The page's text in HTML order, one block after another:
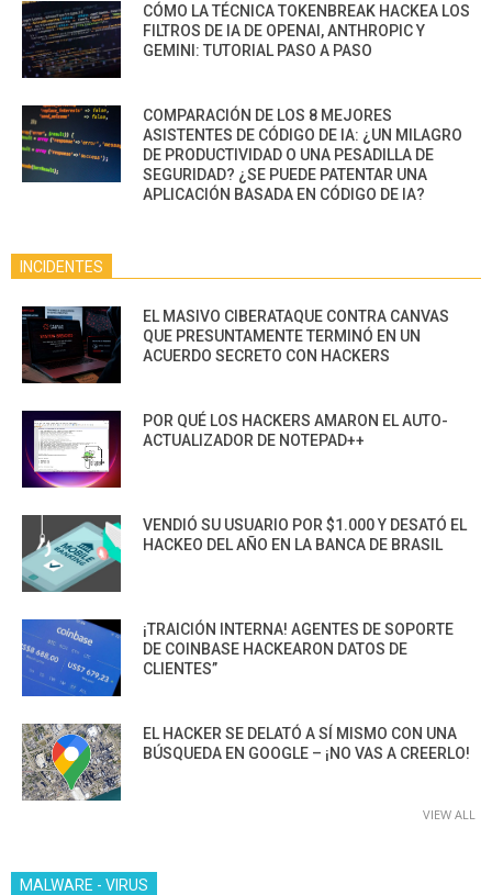
CÓMO LA TÉCNICA TOKENBREAK HACKEA LOS
FILTROS DE IA DE OPENAI, ANTHROPIC Y
GEMINI: TUTORIAL PASO A PASO
COMPARACIÓN DE LOS 8 MEJORES
ASISTENTES DE CÓDIGO DE IA: ¿UN MILAGRO
DE PRODUCTIVIDAD O UNA PESADILLA DE
SEGURIDAD? ¿SE PUEDE PATENTAR UNA
APLICACIÓN BASADA EN CÓDIGO DE IA?
INCIDENTES
EL MASIVO CIBERATAQUE CONTRA CANVAS
QUE PRESUNTAMENTE TERMINÓ EN UN
ACUERDO SECRETO CON HACKERS
POR QUÉ LOS HACKERS AMARON EL AUTO-
ACTUALIZADOR DE NOTEPAD++
VENDIÓ SU USUARIO POR $1.000 Y DESATÓ EL
HACKEO DEL AÑO EN LA BANCA DE BRASIL
¡TRAICIÓN INTERNA! AGENTES DE SOPORTE
DE COINBASE HACKEARON DATOS DE
CLIENTES”
EL HACKER SE DELATÓ A SÍ MISMO CON UNA
BÚSQUEDA EN GOOGLE – ¡NO VAS A CREERLO!
VIEW ALL
MALWARE - VIRUS